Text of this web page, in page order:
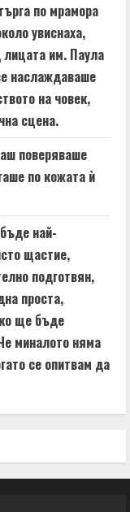
по мрамора
увиснаха,
лицата им. Паула
наслаждаваше
на човек,
сцена.
поверяваше
по кожата ѝ
най-
щастие,
подготвян,
проста,
ще бъде
миналото няма
се опитвам да